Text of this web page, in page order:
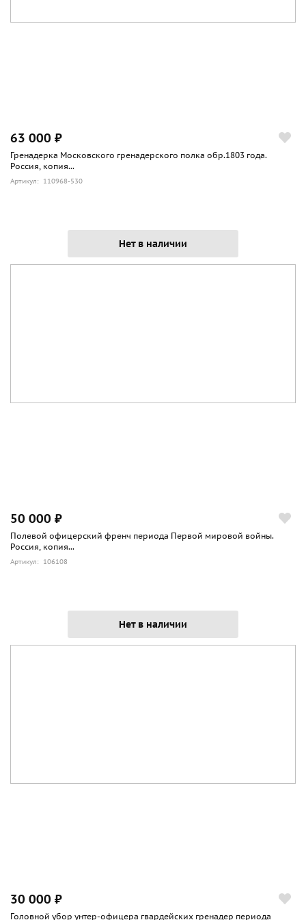
63 000 ₽
Гренадерка Московского гренадерского полка обр.1803 года.
Россия, копия...
Артикул: 110968-530
Нет в наличии
50 000 ₽
Полевой офицерский френч периода Первой мировой войны.
Россия, копия...
Артикул: 106108
Нет в наличии
30 000 ₽
Головной убор унтер-офицера гвардейских гренадер периода